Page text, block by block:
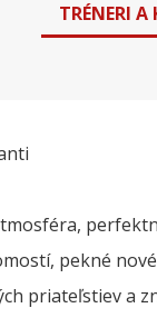
TRÉNERI
pekné
priateľstiev a